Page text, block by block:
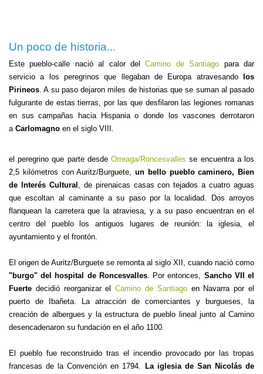
Un poco de historia...
Este pueblo-calle nació al calor delCamino de Santiago para dar
servicio a los peregrinos que llegaban de Europa atravesando
los
Pirineos. A su paso dejaron miles de historias que se suman al pasado
fulgurante de estas tierras, por las que desfilaron las legiones romanas
en sus campañas hacia Hispania o donde los vascones derrotaron
a Carlomagno en el siglo VIII.
el peregrino que parte desdeOrreaga/Roncesvalles se encuentra a los
2,5 kilómetros con Auritz/Burguete, un bello pueblo caminero, Bien
de Interés Cultural , de pirenaicas casas con tejados a cuatro aguas
que escoltan al caminante a su paso por la localidad. Dos arroyos
flanquean la carretera que la atraviesa, y a su paso encuentran en el
centro del pueblo los antiguos lugares de reunión: la iglesia, el
ayuntamiento y el frontón.
El origen de Auritz/Burguete se remonta al siglo XII, cuando nació como
"burgo" del hospital de Roncesvalles. Por entonces, Sancho VII el
Fuerte decidió reorganizar elCamino de Santiagoen Navarra por el
puerto de Ibañeta. La atracción de comerciantes y burgueses, la
creación de albergues y la estructura de pueblo lineal junto al Camino
desencadenaron su fundación en el año 1100.
El pueblo fue reconstruido tras el incendio provocado por las tropas
francesas de la Convención en 1794.
La iglesia de San Nicolás de